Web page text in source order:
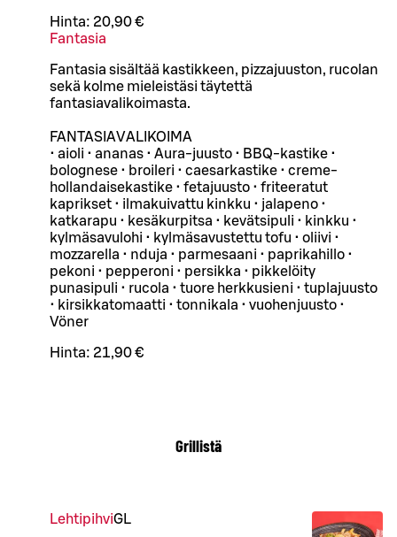
Hinta: 20,90 €
Fantasia
Fantasia sisältää kastikkeen, pizzajuuston, rucolan
sekä kolme mieleistäsi täytettä
fantasiavalikoimasta.
FANTASIAVALIKOIMA
• aioli • ananas • Aura-juusto • BBQ-kastike •
bolognese • broileri • caesarkastike • creme-
hollandaisekastike • fetajuusto • friteeratut
kaprikset • ilmakuivattu kinkku • jalapeno •
katkarapu • kesäkurpitsa • kevätsipuli • kinkku •
kylmäsavulohi • kylmäsavustettu tofu • oliivi •
mozzarella • nduja • parmesaani • paprikahillo •
pekoni • pepperoni • persikka • pikkelöity
punasipuli • rucola • tuore herkkusieni • tuplajuusto
• kirsikkatomaatti • tonnikala • vuohenjuusto •
Vöner
Hinta: 21,90 €
Grillistä
LehtipihviGL